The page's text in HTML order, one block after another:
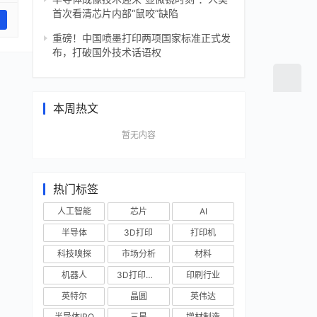
首次看清芯片内部“鼠咬”缺陷
重磅！中国喷墨打印两项国家标准正式发
布，打破国外技术话语权
本周热文
暂无内容
热门标签
人工智能 芯片
AI
半导体
3D打印
打印机
科技嗅探
市场分析
材料
机器人
3D打印技术
印刷行业
英特尔
晶圆
英伟达